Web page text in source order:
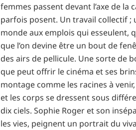
femmes passent devant l’axe de
parfois posent. Un travail collectif ;
monde aux emplois qui esseulent,
que l’on devine être un bout de
des airs de pellicule. Une sorte de
que peut offrir le cinéma et ses
montage comme les racines à
et les corps se dressent sous
dix ciels. Sophie Roger et son
les vies, peignent un portrait du